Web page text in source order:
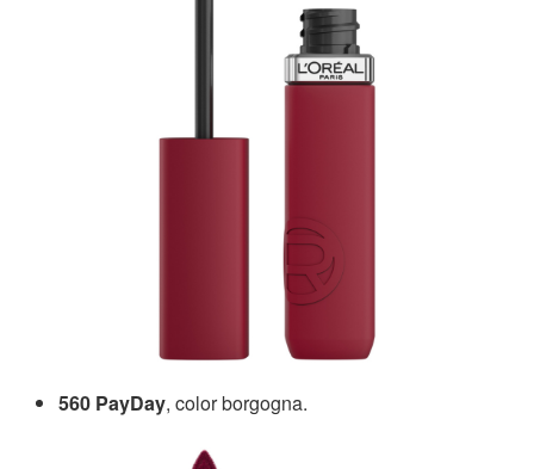
560 PayDay, color borgogna.